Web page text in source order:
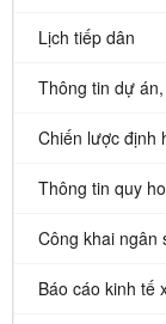
Lịch tiếp dân
Thông tin dự
Chiến lược định
Thông tin quy
Công khai ngân
Báo cáo kinh tế